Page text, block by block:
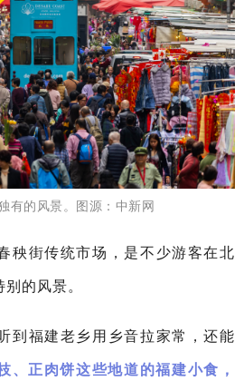
有的风景。 图源： 中新网
秧街传统市场，是不少游客在北
的风景。
到福建老乡用乡音拉家常，还能
、正肉饼这些地道的福建小食，